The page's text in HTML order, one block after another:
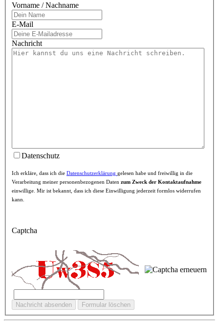
Vorname / Nachname
E-Mail
Nachricht
Datenschutz
Ich erkläre, dass ich die Datenschutzerklärung gelesen habe und freiwillig in die
Verarbeitung meiner personenbezogenen Daten zum Zweck der Kontaktaufnahme
einwillige. Mir ist bekannt, dass ich diese Einwilligung jederzeit formlos widerrufen
kann.
Captcha